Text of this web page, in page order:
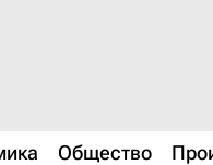
Общество